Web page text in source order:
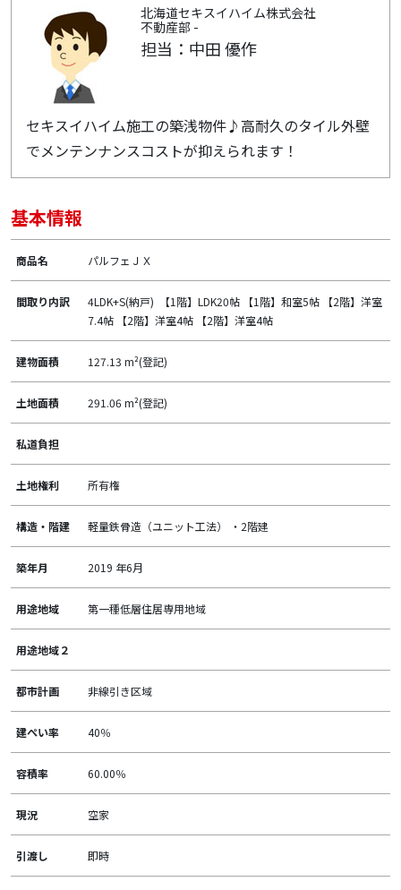
北海道セキスイハイム株式会社
不動産部 -
担当：中田 優作
セキスイハイム施工の築浅物件♪高耐久のタイル外壁
でメンテンナンスコストが抑えられます！
基本情報
商品名 パルフェＪＸ
間取り内訳
4LDK+S(納戸) 【1階】LDK20帖 【1階】和室5帖 【2階】洋室
7.4帖 【2階】洋室4帖 【2階】洋室4帖
建物面積 127.13 m²(登記)
土地面積 291.06 m²(登記)
私道負担
土地権利 所有権
構造・階建 軽量鉄骨造（ユニット工法） ・2階建
築年月 2019 年6月
用途地域 第一種低層住居専用地域
用途地域２
都市計画 非線引き区域
建ぺい率 40％
容積率 60.00％
現況 空家
引渡し 即時